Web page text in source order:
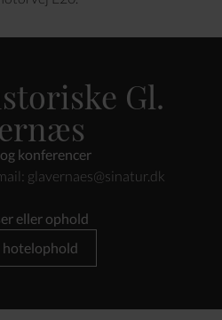
Gl.
konferencer
glavernaes@sinatur.dk
eller ophold
hotelophold